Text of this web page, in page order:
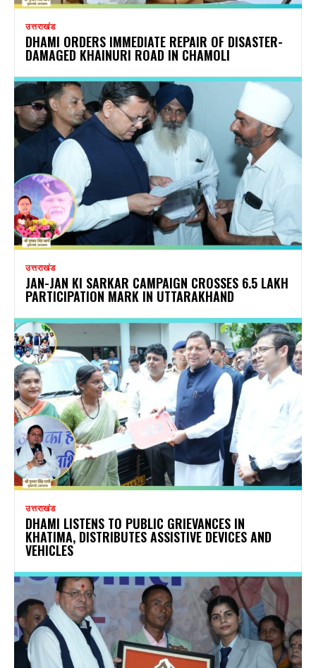
उत्तराखंड
DHAMI ORDERS IMMEDIATE REPAIR OF DISASTER-
DAMAGED KHAINURI ROAD IN CHAMOLI
उत्तराखंड
JAN-JAN KI SARKAR CAMPAIGN CROSSES 6.5 LAKH
PARTICIPATION MARK IN UTTARAKHAND
उत्तराखंड
DHAMI LISTENS TO PUBLIC GRIEVANCES IN
KHATIMA, DISTRIBUTES ASSISTIVE DEVICES AND
VEHICLES